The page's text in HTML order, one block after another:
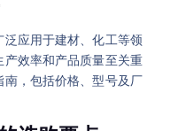
应用于建材、化工等领
效率和产品质量至关重
，包括价格、型号及厂